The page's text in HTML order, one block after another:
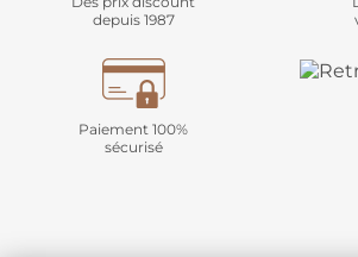
depuis 1987
Paiement 100%
sécurisé